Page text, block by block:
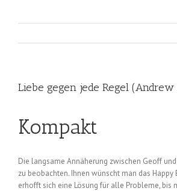
Liebe gegen jede Regel (Andrew
Kompakt
Die langsame Annäherung zwischen Geoff
zu beobachten. Ihnen wünscht man das Happy
erhofft sich eine Lösung für alle Probleme, bis